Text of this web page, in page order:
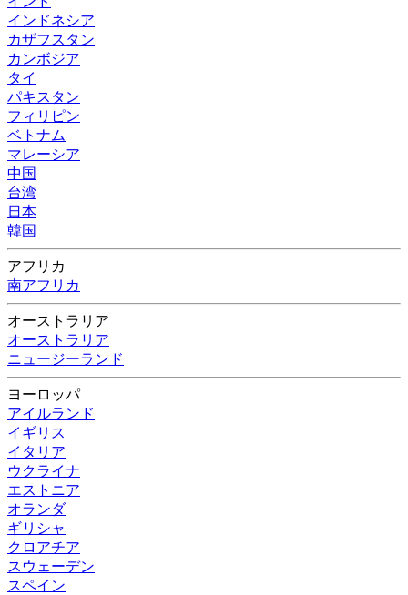
インドネシア
カザフスタン
カンボジア
タイ
パキスタン
フィリピン
ベトナム
マレーシア
中国
台湾
日本
韓国
アフリカ
南アフリカ
オーストラリア
オーストラリア
ニュージーランド
ヨーロッパ
アイルランド
イギリス
イタリア
ウクライナ
エストニア
オランダ
ギリシャ
クロアチア
スウェーデン
スペイン